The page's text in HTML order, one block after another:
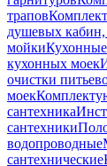
трапов
душевых кабин,
мойки
кухонных моек
очистки
моек
сантехника
сантехники
водопроводные
сантехнические